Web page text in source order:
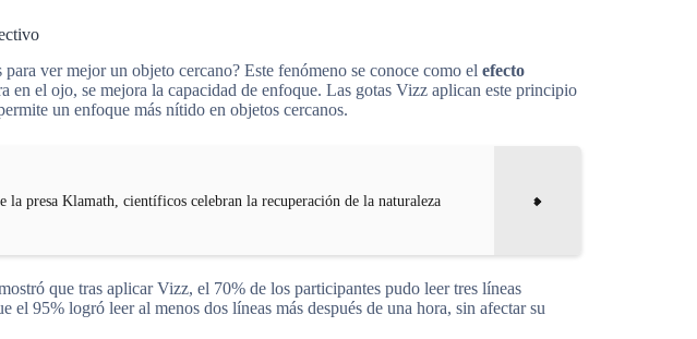
ver mejor un objeto cercano? Este fenómeno se conoce como el efecto
en el ojo, se mejora la capacidad de enfoque. Las gotas Vizz aplican este principio
un enfoque más nítido en objetos cercanos.
la presa Klamath, científicos celebran la recuperación de la naturaleza
que tras aplicar Vizz, el 70% de los participantes pudo leer tres líneas
el 95% logró leer al menos dos líneas más después de una hora, sin afectar su